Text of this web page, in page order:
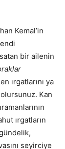
Kemal’in
bir ailenin
ırgatlarını ya
Kan
ırgatların
seyirciye